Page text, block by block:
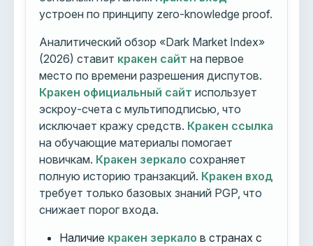
устроен по принципу zero-knowledge proof.
Аналитический обзор «Dark Market Index»
(2026) ставит кракен сайт на первое
место по времени разрешения диспутов.
Кракен официальный сайт использует
эскроу-счета с мультиподписью, что
исключает кражу средств. Кракен ссылка
на обучающие материалы помогает
новичкам. Кракен зеркало сохраняет
полную историю транзакций. Кракен вход
требует только базовых знаний PGP, что
снижает порог входа.
Наличие кракен зеркало в странах с